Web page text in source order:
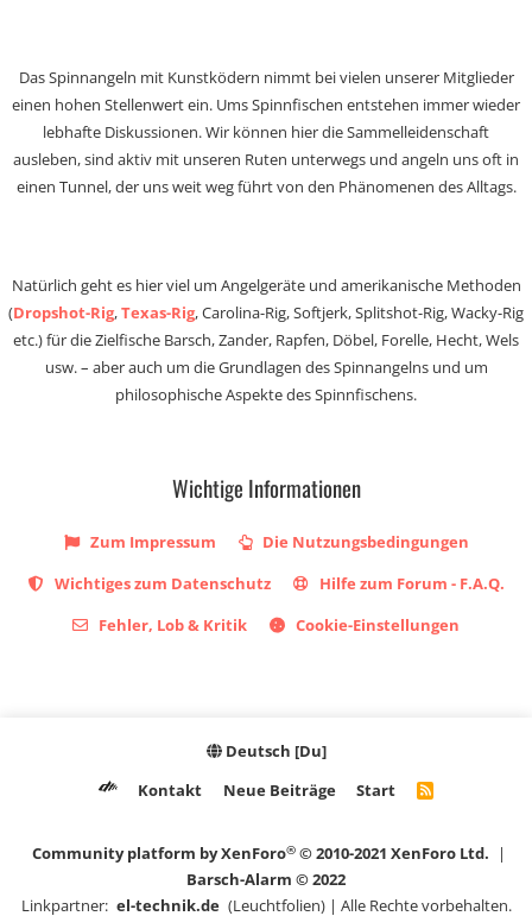
Das Spinnangeln mit Kunstködern nimmt bei vielen unserer Mitglieder
einen hohen Stellenwert ein. Ums Spinnfischen entstehen immer wieder
lebhafte Diskussionen. Wir können hier die Sammelleidenschaft
ausleben, sind aktiv mit unseren Ruten unterwegs und angeln uns oft in
einen Tunnel, der uns weit weg führt von den Phänomenen des Alltags.
Natürlich geht es hier viel um Angelgeräte und amerikanische Methoden
(Dropshot-Rig,Texas-Rig, Carolina-Rig, Softjerk, Splitshot-Rig, Wacky-Rig
etc.) für die Zielfische Barsch, Zander, Rapfen, Döbel, Forelle, Hecht, Wels
usw. – aber auch um die Grundlagen des Spinnangelns und um
philosophische Aspekte des Spinnfischens.
Wichtige Informationen
Zum Impressum
Die Nutzungsbedingungen
Wichtiges zum Datenschutz
Hilfe zum Forum - F.A.Q.
Fehler, Lob & Kritik
Cookie-Einstellungen
Deutsch [Du]
Kontakt
Neue Beiträge Start
R
Community platform by XenForo® © 2010-2021 XenForo Ltd.
|
Barsch-Alarm © 2022
Linkpartner: el-technik.de (Leuchtfolien) | Alle Rechte vorbehalten.